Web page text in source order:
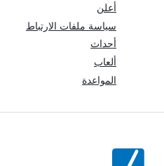
أعلن
سياسة ملفات الارتباط
أحداث
ألعاب
المواعدة